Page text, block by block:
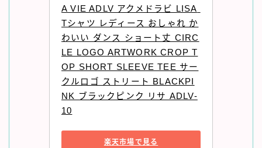
A VIE ADLV アクメドラビ LISA
Tシャツ レディース おしゃれ か
わいい ダンス ショート丈 CIRC
LE LOGO ARTWORK CROP T
OP SHORT SLEEVE TEE サー
クルロゴ ストリート BLACKPI
NK ブラックピンク リサ ADLV-
10
楽天市場で見る